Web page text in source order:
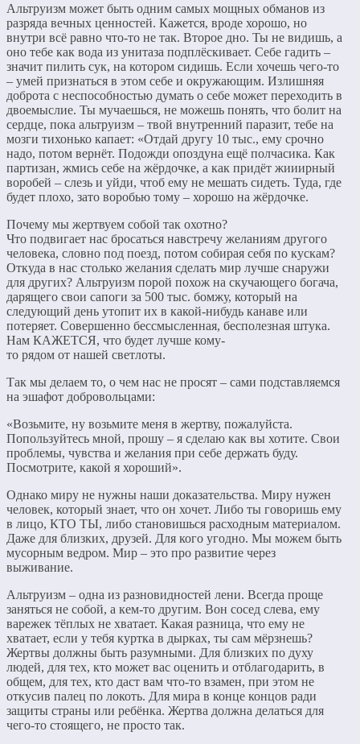
Альтруизм может быть одним самых мощных обманов из
разряда вечных ценностей. Кажется, вроде хорошо, но
внутри всё равно что-то не так. Второе дно. Ты не видишь, а
оно тебе как вода из унитаза подплёскивает. Себе гадить –
значит пилить сук, на котором сидишь. Если хочешь чего-то
– умей признаться в этом себе и окружающим. Излишняя
доброта с неспособностью думать о себе может переходить в
двоемыслие. Ты мучаешься, не можешь понять, что болит на
сердце, пока альтруизм – твой внутренний паразит, тебе на
мозги тихонько капает: «Отдай другу 10 тыс., ему срочно
надо, потом вернёт. Подожди опоздуна ещё полчасика. Как
партизан, жмись себе на жёрдочке, а как придёт жииирный
воробей – слезь и уйди, чтоб ему не мешать сидеть. Туда, где
будет плохо, зато воробью тому – хорошо на жёрдочке.
Почему мы жертвуем собой так охотно?
Что подвигает нас бросаться навстречу желаниям другого
человека, словно под поезд, потом собирая себя по кускам?
Откуда в нас столько желания сделать мир лучше снаружи
для других? Альтруизм порой похож на скучающего богача,
дарящего свои сапоги за 500 тыс. бомжу, который на
следующий день утопит их в какой-нибудь канаве или
потеряет. Совершенно бессмысленная, бесполезная штука.
Нам КАЖЕТСЯ, что будет лучше кому-
то рядом от нашей светлоты.
Так мы делаем то, о чем нас не просят – сами подставляемся
на эшафот добровольцами:
«Возьмите, ну возьмите меня в жертву, пожалуйста.
Попользуйтесь мной, прошу – я сделаю как вы хотите. Свои
проблемы, чувства и желания при себе держать буду.
Посмотрите, какой я хороший».
Однако миру не нужны наши доказательства. Миру нужен
человек, который знает, что он хочет. Либо ты говоришь ему
в лицо, КТО ТЫ, либо становишься расходным материалом.
Даже для близких, друзей. Для кого угодно. Мы можем быть
мусорным ведром. Мир – это про развитие через
выживание.
Альтруизм – одна из разновидностей лени. Всегда проще
заняться не собой, а кем-то другим. Вон сосед слева, ему
варежек тёплых не хватает. Какая разница, что ему не
хватает, если у тебя куртка в дырках, ты сам мёрзнешь?
Жертвы должны быть разумными. Для близких по духу
людей, для тех, кто может вас оценить и отблагодарить, в
общем, для тех, кто даст вам что-то взамен, при этом не
откусив палец по локоть. Для мира в конце концов ради
защиты страны или ребёнка. Жертва должна делаться для
чего-то стоящего, не просто так.